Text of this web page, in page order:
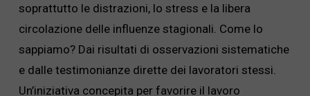
soprattutto le distrazioni, lo stress e la libera
circolazione delle influenze stagionali. Come lo
sappiamo? Dai risultati di osservazioni sistematiche
e dalle testimonianze dirette dei lavoratori stessi.
Un’iniziativa concepita per favorire il lavoro